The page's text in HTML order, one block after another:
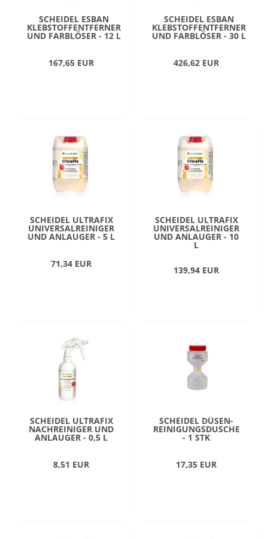
SCHEIDEL ESBAN
KLEBSTOFFENTFERNER
UND FARBLÖSER - 12 L
167,65 EUR
SCHEIDEL ESBAN
KLEBSTOFFENTFERNER
UND FARBLÖSER - 30 L
426,62 EUR
SCHEIDEL ULTRAFIX
UNIVERSALREINIGER
UND ANLAUGER - 5 L
71,34 EUR
SCHEIDEL ULTRAFIX
UNIVERSALREINIGER
UND ANLAUGER - 10
L
139,94 EUR
SCHEIDEL ULTRAFIX
NACHREINIGER UND
ANLAUGER - 0,5 L
8,51 EUR
SCHEIDEL DÜSEN-
REINIGUNGSDUSCHE
- 1 STK
17,35 EUR